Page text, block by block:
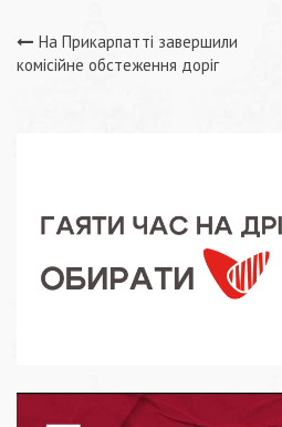
Навігація
На Прикарпатті завершили
комісійне обстеження доріг